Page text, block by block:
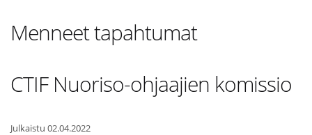
Menneet tapahtumat
CTIF Nuoriso-ohjaajien komissio
Julkaistu 02.04.2022